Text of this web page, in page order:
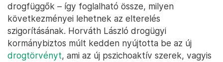
drogfüggők – így foglalható össze, milyen
következményei lehetnek az elterelés
szigorításának. Horváth László drogügyi
kormánybiztos múlt kedden nyújtotta be az új
drogtörvényt, ami az új pszichoaktív szerek, vagyis